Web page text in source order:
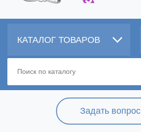
Задать вопрос
КАТАЛОГ ТОВАРОВ